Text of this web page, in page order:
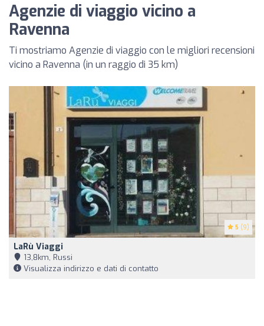
Agenzie di viaggio vicino a
Ravenna
Ti mostriamo Agenzie di viaggio con le migliori recensioni
vicino a Ravenna (in un raggio di 35 km)
5 (9)
LaRù Viaggi
13,8km, Russi
Visualizza indirizzo e dati di contatto